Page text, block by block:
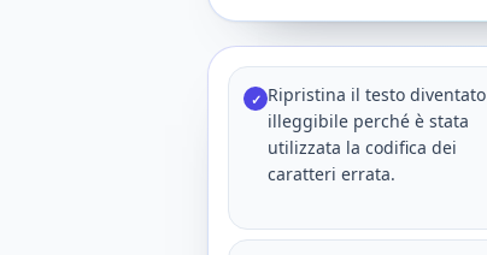
✓ Ripristina il testo diventato
illeggibile perché è stata
utilizzata la codifica dei
caratteri errata.